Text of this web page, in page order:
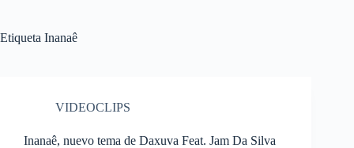
Etiqueta Inanaê
VIDEOCLIPS
Inanaê, nuevo tema de Daxuva Feat. Jam Da Silva